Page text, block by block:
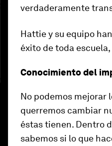
verdaderamente
Hattie y su equipo
éxito de toda
Conocimiento del
No podemos mejorar
querremos cambiar
éstas tienen. Dentro
sabemos si lo que